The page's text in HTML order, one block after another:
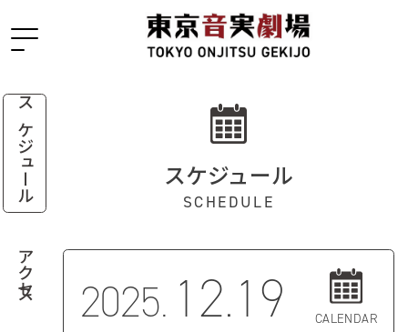
スケジュール
アクセス
スケジュール
SCHEDULE
2025. 12.19 CALENDAR